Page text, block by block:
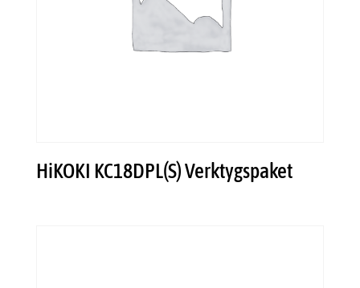
HiKOKI KC18DPL(S) Verktygspaket